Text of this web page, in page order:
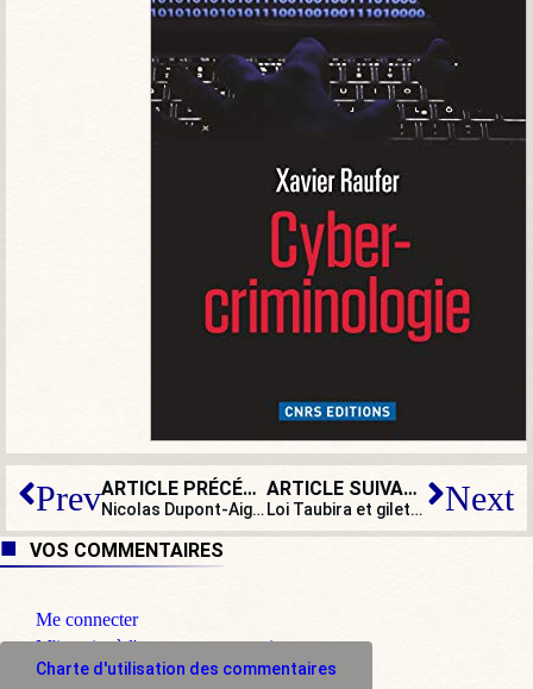
Prev ARTICLE PRÉCÉDENT
Nicolas Dupont-Aignan : « Le gouvernement est légal mais il n’est plus légitime »
ARTICLE SUIVANT
Loi Taubira et gilets jaunes : un goût de revanche du côté du CESE… Next
VOS COMMENTAIRES
Me connecter
M'inscrire à l'espace commentaire
Charte d'utilisation des commentaires